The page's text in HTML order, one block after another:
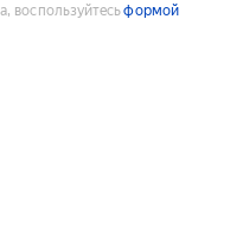
воспользуйтесьформой